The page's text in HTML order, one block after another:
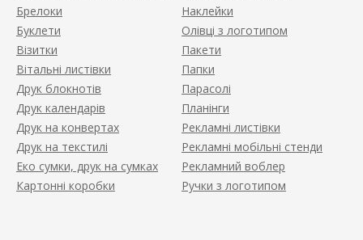
Брелоки
Буклети
Візитки
Вітальні листівки
Друк блокнотів
Друк календарів
Друк на конвертах
Друк на текстилі
Еко сумки, друк на сумках
Картонні коробки
Наклейки
Олівці з логотипом
Пакети
Папки
Парасолі
Планінги
Рекламні листівки
Рекламні мобільні стенди
Рекламний воблер
Ручки з логотипом